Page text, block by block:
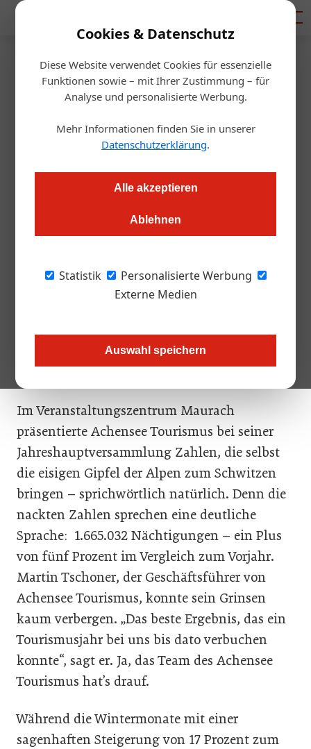
Cookies & Datenschutz
Diese Website verwendet Cookies für essenzielle
Funktionen sowie – mit Ihrer Zustimmung – für
Analyse und personalisierte Werbung.
Mehr Informationen finden Sie in unserer
Datenschutzerklärung.
Alle akzeptieren
Ablehnen
Statistik
Personalisierte Werbung
Externe Medien
Auswahl speichern
Startseite/Gastro & Hotel
Achensee rockt den Tourismus:
Rekordjahr
Mit kreativen Social Media-Kampagnen und einer starken
Magnet.
erfolgreiches Jahr zurück: Martin Tschoner
(links, GF Achensee Tourismus) und Hans
Im Veranstaltungszentrum Maurach
präsentierte Achensee Tourismus bei seiner
Jahreshauptversammlung Zahlen, die selbst
die eisigen Gipfel der Alpen zum Schwitzen
bringen – sprichwörtlich natürlich. Denn die
nackten Zahlen sprechen eine deutliche
Sprache: 1.665.032 Nächtigungen – ein Plus
von fünf Prozent im Vergleich zum Vorjahr.
Martin Tschoner, der Geschäftsführer von
Achensee Tourismus, konnte sein Grinsen
kaum verbergen. „Das beste Ergebnis, das ein
Tourismusjahr bei uns bis dato verbuchen
konnte“, sagt er. Ja, das Team des Achensee
Tourismus hat’s drauf.
Während die Wintermonate mit einer
sagenhaften Steigerung von 17 Prozent zum